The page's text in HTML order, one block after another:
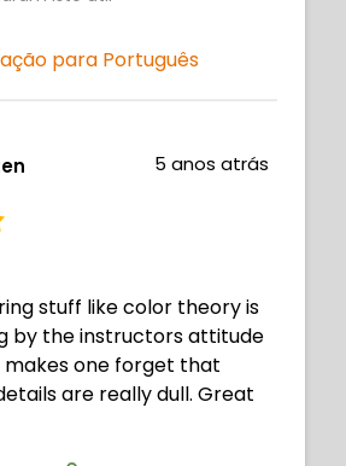
para Português
5 anos atrás
stuff like color theory is
by the instructors attitude
makes one forget that
are really dull. Great